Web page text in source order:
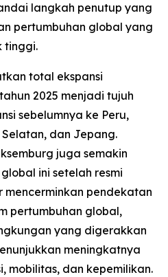
langkah penutup yang
pertumbuhan global yang
tinggi.
total ekspansi
2025 menjadi tujuh
sebelumnya ke Peru,
dan Jepang.
juga semakin
ini setelah resmi
mencerminkan pendekatan
pertumbuhan global,
yang digerakkan
meningkatnya
mobilitas, dan kepemilikan.